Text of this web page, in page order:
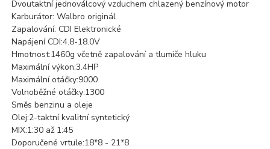
Dvoutaktní jednoválcový vzduchem chlazený benzínový motor
Karburátor: Walbro originál
Zapalování: CDI Elektronické
Napájení CDI:4.8-18.0V
Hmotnost:1460g včetně zapalování a tlumiče hluku
Maximální výkon:3.4HP
Maximální otáčky:9000
Volnoběžné otáčky:1300
Směs benzinu a oleje
Olej:2-taktní kvalitní syntetický
MIX:1:30 až 1:45
Doporučené vrtule:18*8 - 21*8